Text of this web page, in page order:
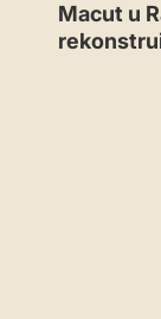
Macut u